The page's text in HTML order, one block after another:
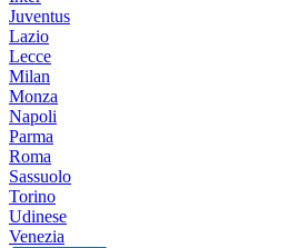
Juventus
Lazio
Lecce
Milan
Monza
Napoli
Parma
Roma
Sassuolo
Torino
Udinese
Venezia